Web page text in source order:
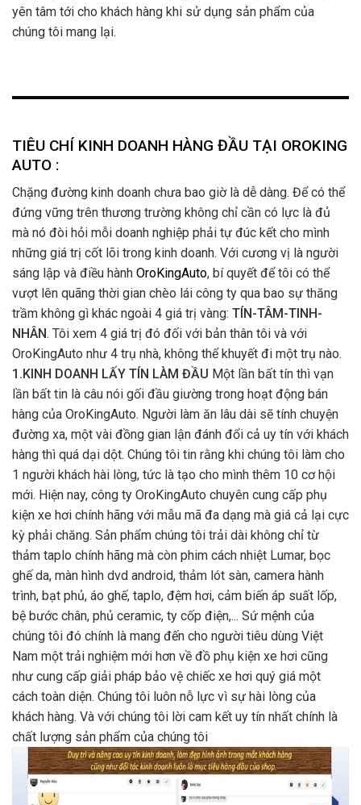
yên tâm tới cho khách hàng khi sử dụng sản phẩm của
chúng tôi mang lại.
TIÊU CHÍ KINH DOANH HÀNG ĐẦU TẠI OROKING
AUTO :
Chặng đường kinh doanh chưa bao giờ là dễ dàng. Để có thể
đứng vững trên thương trường không chỉ cần có lực là đủ
mà nó đòi hỏi mỗi doanh nghiệp phải tự đúc kết cho mình
những giá trị cốt lõi trong kinh doanh. Với cương vị là người
sáng lập và điều hành OroKingAuto, bí quyết để tôi có thể
vượt lên quãng thời gian chèo lái công ty qua bao sự thăng
trầm không gì khác ngoài 4 giá trị vàng: TÍN-TÂM-TINH-
NHÂN. Tôi xem 4 giá trị đó đối với bản thân tôi và với
OroKingAuto như 4 trụ nhà, không thể khuyết đi một trụ nào.
1.KINH DOANH LẤY TÍN LÀM ĐẦU Một lần bất tín thì vạn
lần bất tin là câu nói gối đầu giường trong hoạt động bán
hàng của OroKingAuto. Người làm ăn lâu dài sẽ tính chuyện
đường xa, một vài đồng gian lận đánh đổi cả uy tín với khách
hàng thì quá dại dột. Chúng tôi tin rằng khi chúng tôi làm cho
1 người khách hài lòng, tức là tạo cho mình thêm 10 cơ hội
mới. Hiện nay, công ty OroKingAuto chuyên cung cấp phụ
kiện xe hơi chính hãng với mẫu mã đa dạng mà giá cả lại cực
kỳ phải chăng. Sản phẩm chúng tôi trải dài không chỉ từ
thảm taplo chính hãng mà còn phim cách nhiệt Lumar, bọc
ghế da, màn hình dvd android, thảm lót sàn, camera hành
trình, bạt phủ, áo ghế, taplo, đệm hơi, cảm biến áp suất lốp,
bệ bước chân, phủ ceramic, ty cốp điện,... Sứ mệnh của
chúng tôi đó chính là mang đến cho người tiêu dùng Việt
Nam một trải nghiệm mới hơn về đồ phụ kiện xe hơi cũng
như cung cấp giải pháp bảo vệ chiếc xe hơi quý giá một
cách toàn diện. Chúng tôi luôn nỗ lực vì sự hài lòng của
khách hàng. Và với chúng tôi lời cam kết uy tín nhất chính là
chất lượng sản phẩm của chúng tôi